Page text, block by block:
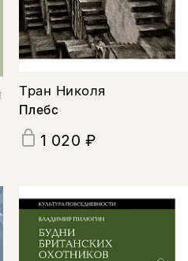
Тран Николя
Плебс
1 020 ₽
назад